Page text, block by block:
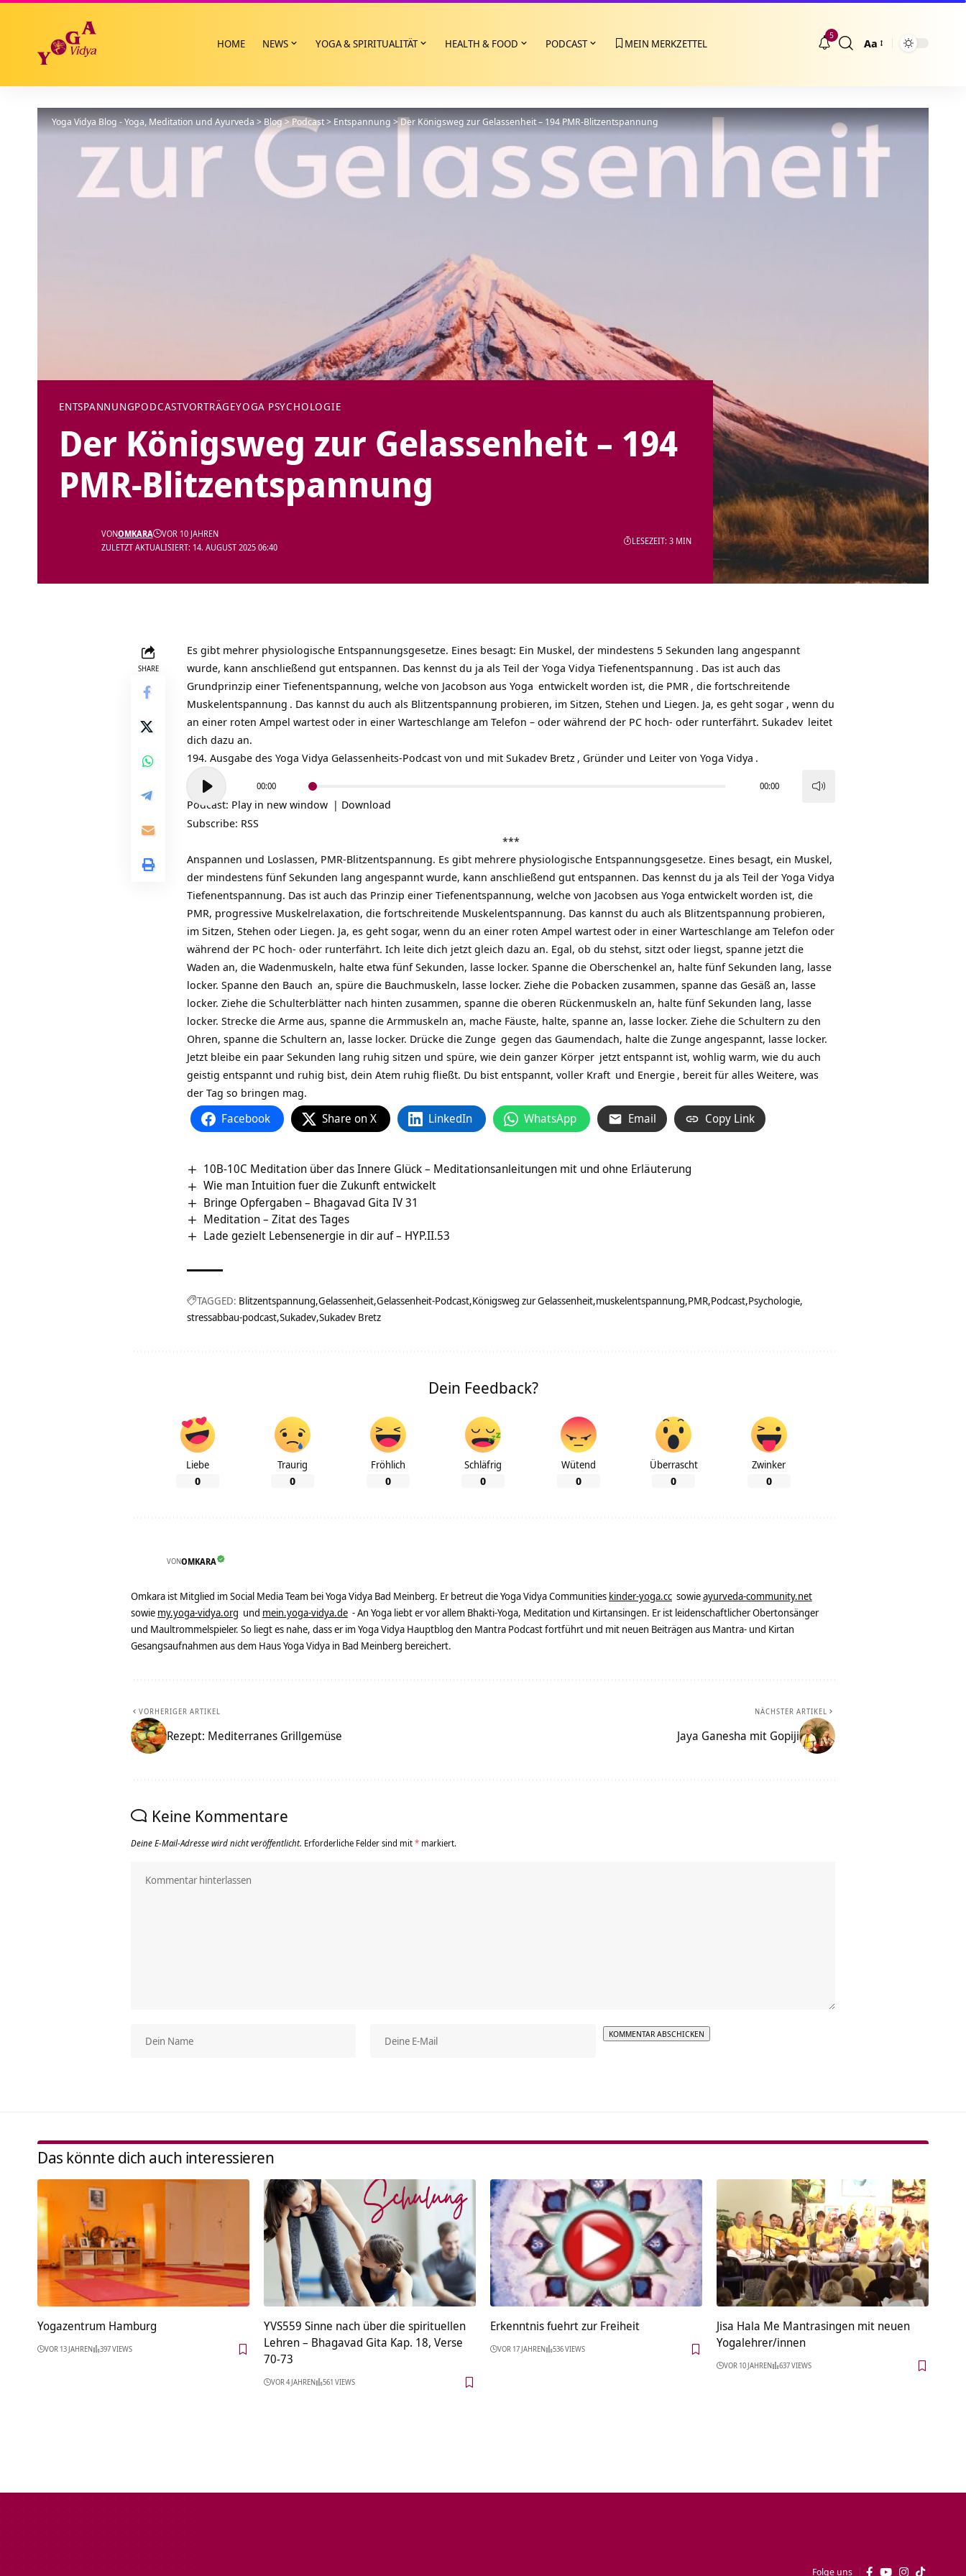
HOME NEWS YOGA & SPIRITUALITÄT HEALTH & FOOD PODCAST MEIN MERKZETTEL
5
Größenänderung
Aa
Yoga Vidya Blog - Yoga, Meditation und Ayurveda>Blog>Podcast>Entspannung>Der Königsweg zur Gelassenheit – 194 PMR-Blitzentspannung
ENTSPANNUNGPODCASTVORTRÄGEYOGA PSYCHOLOGIE
Der Königsweg zur Gelassenheit – 194
PMR-Blitzentspannung
ZULETZT AKTUALISIERT: 14. AUGUST 2025 06:40
VONOMKARA VOR 10 JAHREN
LESEZEIT: 3 MIN
SHARE
Es gibt mehrer physiologische Entspannungsgesetze. Eines besagt: Ein Muskel, der mindestens 5 Sekunden lang angespannt
wurde, kann anschließend gut entspannen. Das kennst du ja als Teil der Yoga Vidya Tiefenentspannung . Das ist auch das
Grundprinzip einer Tiefenentspannung, welche von Jacobson aus Yoga entwickelt worden ist, die PMR , die fortschreitende
Muskelentspannung . Das kannst du auch als Blitzentspannung probieren, im Sitzen, Stehen und Liegen. Ja, es geht sogar , wenn du
an einer roten Ampel wartest oder in einer Warteschlange am Telefon – oder während der PC hoch- oder runterfährt. Sukadev leitet
dich dazu an.
194. Ausgabe des Yoga Vidya Gelassenheits-Podcast von und mit Sukadev Bretz , Gründer und Leiter von Yoga Vidya .
Player
00:00 00:00
Podcast: Play in new window | Download
Subscribe: RSS
***
Anspannen und Loslassen, PMR-Blitzentspannung. Es gibt mehrere physiologische Entspannungsgesetze. Eines besagt, ein Muskel,
der mindestens fünf Sekunden lang angespannt wurde, kann anschließend gut entspannen. Das kennst du ja als Teil der Yoga Vidya
Tiefenentspannung. Das ist auch das Prinzip einer Tiefenentspannung, welche von Jacobsen aus Yoga entwickelt worden ist, die
PMR, progressive Muskelrelaxation, die fortschreitende Muskelentspannung. Das kannst du auch als Blitzentspannung probieren,
im Sitzen, Stehen oder Liegen. Ja, es geht sogar, wenn du an einer roten Ampel wartest oder in einer Warteschlange am Telefon oder
während der PC hoch- oder runterfährt. Ich leite dich jetzt gleich dazu an. Egal, ob du stehst, sitzt oder liegst, spanne jetzt die
Waden an, die Wadenmuskeln, halte etwa fünf Sekunden, lasse locker. Spanne die Oberschenkel an, halte fünf Sekunden lang, lasse
locker. Spanne den Bauch an, spüre die Bauchmuskeln, lasse locker. Ziehe die Pobacken zusammen, spanne das Gesäß an, lasse
locker. Ziehe die Schulterblätter nach hinten zusammen, spanne die oberen Rückenmuskeln an, halte fünf Sekunden lang, lasse
locker. Strecke die Arme aus, spanne die Armmuskeln an, mache Fäuste, halte, spanne an, lasse locker. Ziehe die Schultern zu den
Ohren, spanne die Schultern an, lasse locker. Drücke die Zunge gegen das Gaumendach, halte die Zunge angespannt, lasse locker.
Jetzt bleibe ein paar Sekunden lang ruhig sitzen und spüre, wie dein ganzer Körper jetzt entspannt ist, wohlig warm, wie du auch
geistig entspannt und ruhig bist, dein Atem ruhig fließt. Du bist entspannt, voller Kraft und Energie , bereit für alles Weitere, was
der Tag so bringen mag.
Facebook Share on X LinkedIn WhatsApp Email Copy Link
10B-10C Meditation über das Innere Glück – Meditationsanleitungen mit und ohne Erläuterung
Wie man Intuition fuer die Zukunft entwickelt
Bringe Opfergaben – Bhagavad Gita IV 31
Meditation – Zitat des Tages
Lade gezielt Lebensenergie in dir auf – HYP.II.53
TAGGED: Blitzentspannung Gelassenheit Gelassenheit-Podcast Königsweg zur Gelassenheit muskelentspannung PMR Podcast Psychologie
stressabbau-podcast Sukadev Sukadev Bretz
Dein Feedback?
Liebe
0
Traurig
0
Fröhlich
0
Schläfrig
0
Wütend
0
Überrascht
0
Zwinker
0
VONOMKARA
Omkara ist Mitglied im Social Media Team bei Yoga Vidya Bad Meinberg. Er betreut die Yoga Vidya Communities kinder-yoga.cc sowieayurveda-community.net
sowie my.yoga-vidya.org und mein.yoga-vidya.de - An Yoga liebt er vor allem Bhakti-Yoga, Meditation und Kirtansingen. Er ist leidenschaftlicher Obertonsänger
und Maultrommelspieler. So liegt es nahe, dass er im Yoga Vidya Hauptblog den Mantra Podcast fortführt und mit neuen Beiträgen aus Mantra- und Kirtan
Gesangsaufnahmen aus dem Haus Yoga Vidya in Bad Meinberg bereichert.
VORHERIGER ARTIKEL
Rezept: Mediterranes Grillgemüse
NÄCHSTER ARTIKEL
Jaya Ganesha mit Gopiji
Keine Kommentare
Deine E-Mail-Adresse wird nicht veröffentlicht. Erforderliche Felder sind mit* markiert.
Das könnte dich auch interessieren
Yogazentrum Hamburg
VOR 13 JAHREN 397 VIEWS
YVS559 Sinne nach über die spirituellen
Lehren – Bhagavad Gita Kap. 18, Verse
70-73
VOR 4 JAHREN 561 VIEWS
Erkenntnis fuehrt zur Freiheit
VOR 17 JAHREN 536 VIEWS
Jisa Hala Me Mantrasingen mit neuen
Yogalehrer/innen
VOR 10 JAHREN 637 VIEWS
Folge uns